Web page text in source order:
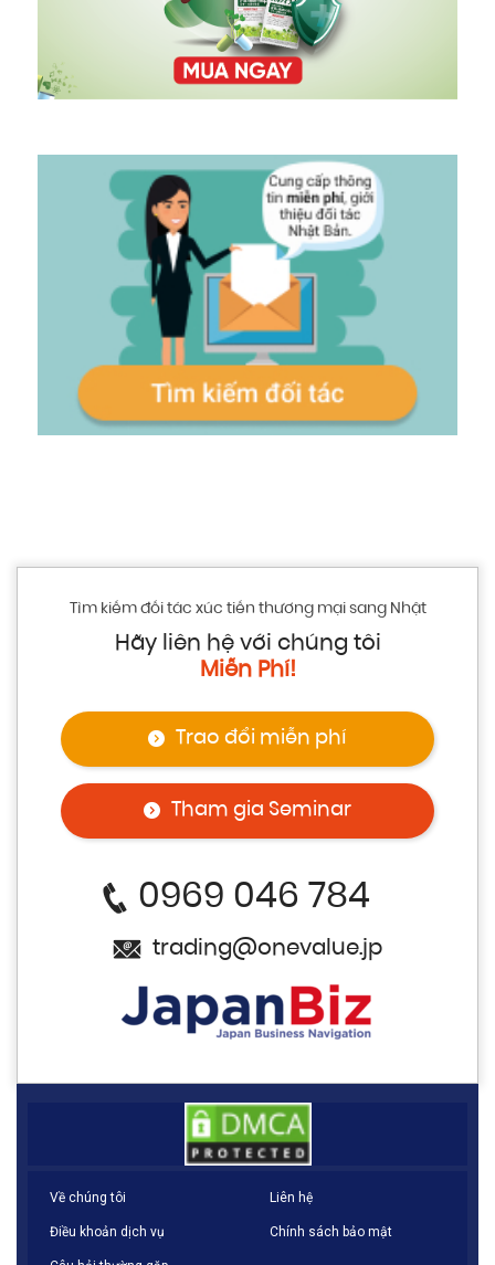
Tìm kiếm đối tác xúc tiến thương mại sang Nhật
Hãy liên hệ với chúng tôi
Miễn Phí!
Trao đổi miễn phí
Tham gia Seminar
0969 046 784
trading@onevalue.jp
Về chúng tôi Liên hệ
Điều khoản dịch vụ Chính sách bảo mật